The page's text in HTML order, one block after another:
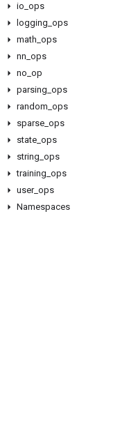
io ops
logging ops
math ops
nn ops
no op
parsing ops
random ops
sparse ops
state ops
string ops
training ops
user_ ops
Namespaces